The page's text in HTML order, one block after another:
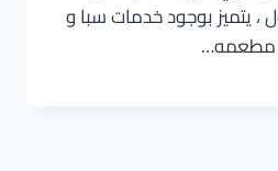
، يتميز بوجود خدمات سبا و
مطعمه…